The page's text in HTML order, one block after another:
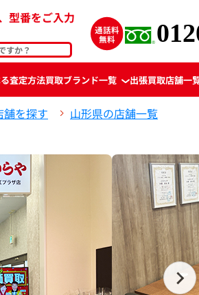
型番をご入力
査定方法買取ブランド一覧 出張買取店舗一
舗を探す
山形県の店舗一覧